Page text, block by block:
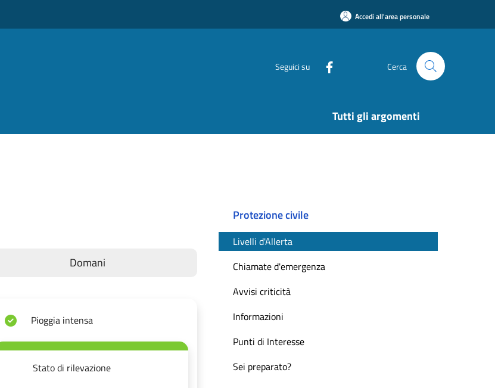
Accedi all'area personale
Seguici su Cerca
Tutti gli argomenti
Domani
Pioggia intensa
Stato di rilevazione
Protezione civile
Livelli d'Allerta
Chiamate d'emergenza
Avvisi criticità
Informazioni
Punti di Interesse
Sei preparato?